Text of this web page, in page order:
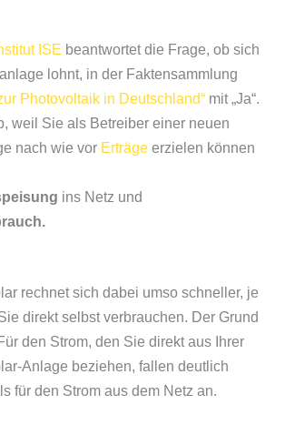
ISE beantwortet die Frage, ob sich
lohnt, in der Faktensammlung
Photovoltaik in Deutschland“ mit „Ja“.
weil Sie als Betreiber einer neuen
nach wie vor Erträge erzielen können
ins Netz und
rechnet sich dabei umso schneller, je
direkt selbst verbrauchen. Der Grund
den Strom, den Sie direkt aus Ihrer
Anlage beziehen, fallen deutlich
für den Strom aus dem Netz an.